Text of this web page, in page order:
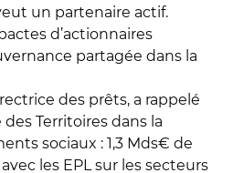
un partenaire actif.
d’actionnaires
partagée dans la
des prêts, a rappelé
des Territoires dans la
sociaux : 1,3 Mds€ de
les EPL sur les secteurs